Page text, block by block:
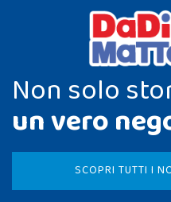
Non solo
un vero
SCOPRI TUTTI I